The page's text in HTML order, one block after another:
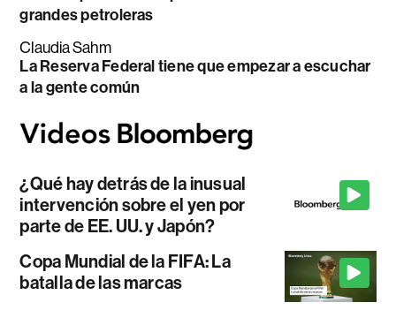
grandes petroleras
Claudia Sahm
La Reserva Federal tiene que empezar a escuchar
a la gente común
¿Qué hay detrás de la inusual
intervención sobre el yen por
parte de EE. UU. y Japón?
Copa Mundial de la FIFA: La
batalla de las marcas